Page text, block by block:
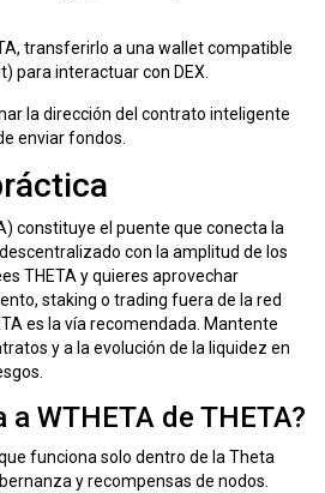
transferirlo a una wallet compatible
para interactuar con DEX.
la dirección del contrato inteligente
enviar fondos.
constituye el puente que conecta la
con la amplitud de los
THETA y quieres aprovechar
staking o trading fuera de la red
es la vía recomendada. Mantente
y a la evolución de la liquidez en
a WTHETA de THETA?
funciona solo dentro de la Theta
y recompensas de nodos.